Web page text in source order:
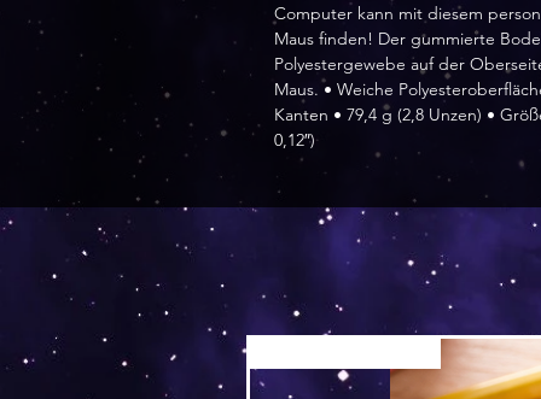
Computer kann mit diesem
Maus finden! Der gummierte
Polyestergewebe auf der
Maus. • Weiche
Kanten • 79,4 g (2,8 Unzen) •
0,12″)